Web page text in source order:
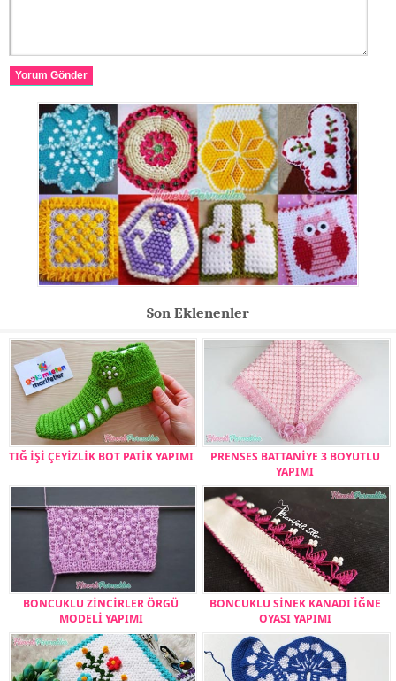
Yorum Gönder
Son Eklenenler
TIĞ İŞİ ÇEYİZLİK BOT PATİK YAPIMI
PRENSES BATTANİYE 3 BOYUTLU
YAPIMI
BONCUKLU ZİNCİRLER ÖRGÜ
MODELİ YAPIMI
BONCUKLU SİNEK KANADI İĞNE
OYASI YAPIMI